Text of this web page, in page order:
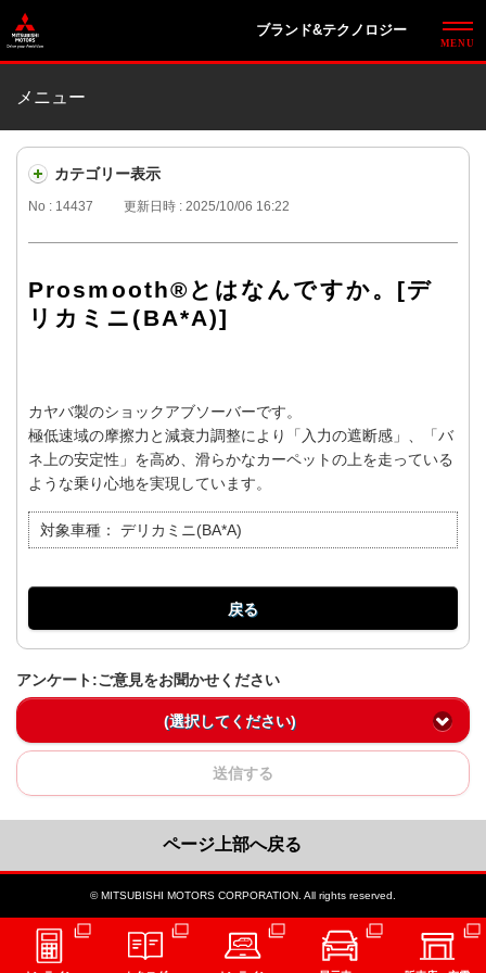
ブランド&テクノロジー
メニュー
カテゴリー表示
No : 14437 更新日時 : 2025/10/06 16:22
Prosmooth®とはなんですか。[デ
リカミニ(BA*A)]
カヤバ製のショックアブソーバーです。
極低速域の摩擦力と減衰力調整により「入力の遮断感」、「バ
ネ上の安定性」を高め、滑らかなカーペットの上を走っている
ような乗り心地を実現しています。
対象車種： デリカミニ(BA*A)
戻る
アンケート:ご意見をお聞かせください
(選択してください)
送信する
ページ上部へ戻る
© MITSUBISHI MOTORS CORPORATION. All rights reserved.